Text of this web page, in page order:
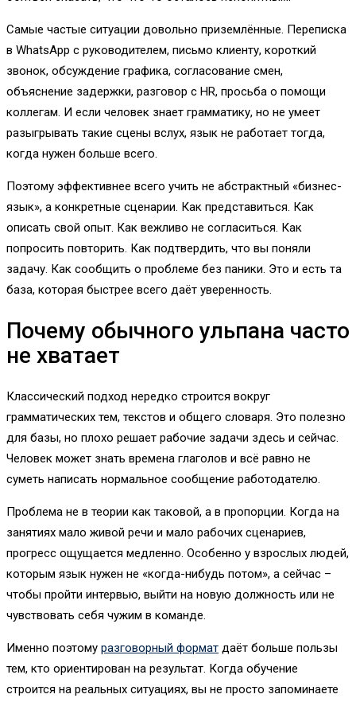
Самые частые ситуации довольно приземлённые. Переписка
в WhatsApp с руководителем, письмо клиенту, короткий
звонок, обсуждение графика, согласование смен,
объяснение задержки, разговор с HR, просьба о помощи
коллегам. И если человек знает грамматику, но не умеет
разыгрывать такие сцены вслух, язык не работает тогда,
когда нужен больше всего.
Поэтому эффективнее всего учить не абстрактный «бизнес-
язык», а конкретные сценарии. Как представиться. Как
описать свой опыт. Как вежливо не согласиться. Как
попросить повторить. Как подтвердить, что вы поняли
задачу. Как сообщить о проблеме без паники. Это и есть та
база, которая быстрее всего даёт уверенность.
Почему обычного ульпана часто
не хватает
Классический подход нередко строится вокруг
грамматических тем, текстов и общего словаря. Это полезно
для базы, но плохо решает рабочие задачи здесь и сейчас.
Человек может знать времена глаголов и всё равно не
суметь написать нормальное сообщение работодателю.
Проблема не в теории как таковой, а в пропорции. Когда на
занятиях мало живой речи и мало рабочих сценариев,
прогресс ощущается медленно. Особенно у взрослых людей,
которым язык нужен не «когда-нибудь потом», а сейчас –
чтобы пройти интервью, выйти на новую должность или не
чувствовать себя чужим в команде.
Именно поэтому разговорный формат даёт больше пользы
тем, кто ориентирован на результат. Когда обучение
строится на реальных ситуациях, вы не просто запоминаете